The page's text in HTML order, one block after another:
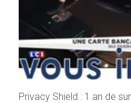
Privacy Shield : 1 an de